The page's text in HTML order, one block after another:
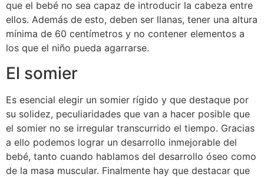
que el bebé no sea capaz de introducir la cabeza entre
ellos. Además de esto, deben ser llanas, tener una altura
mínima de 60 centímetros y no contener elementos a
los que el niño pueda agarrarse.
El somier
Es esencial elegir un somier rígido y que destaque por
su solidez, peculiaridades que van a hacer posible que
el somier no se irregular transcurrido el tiempo. Gracias
a ello podemos lograr un desarrollo inmejorable del
bebé, tanto cuando hablamos del desarrollo óseo como
de la masa muscular. Finalmente hay que destacar que